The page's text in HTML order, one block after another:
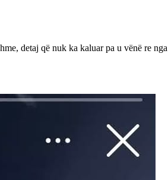
detaj që nuk ka kaluar pa u vënë re